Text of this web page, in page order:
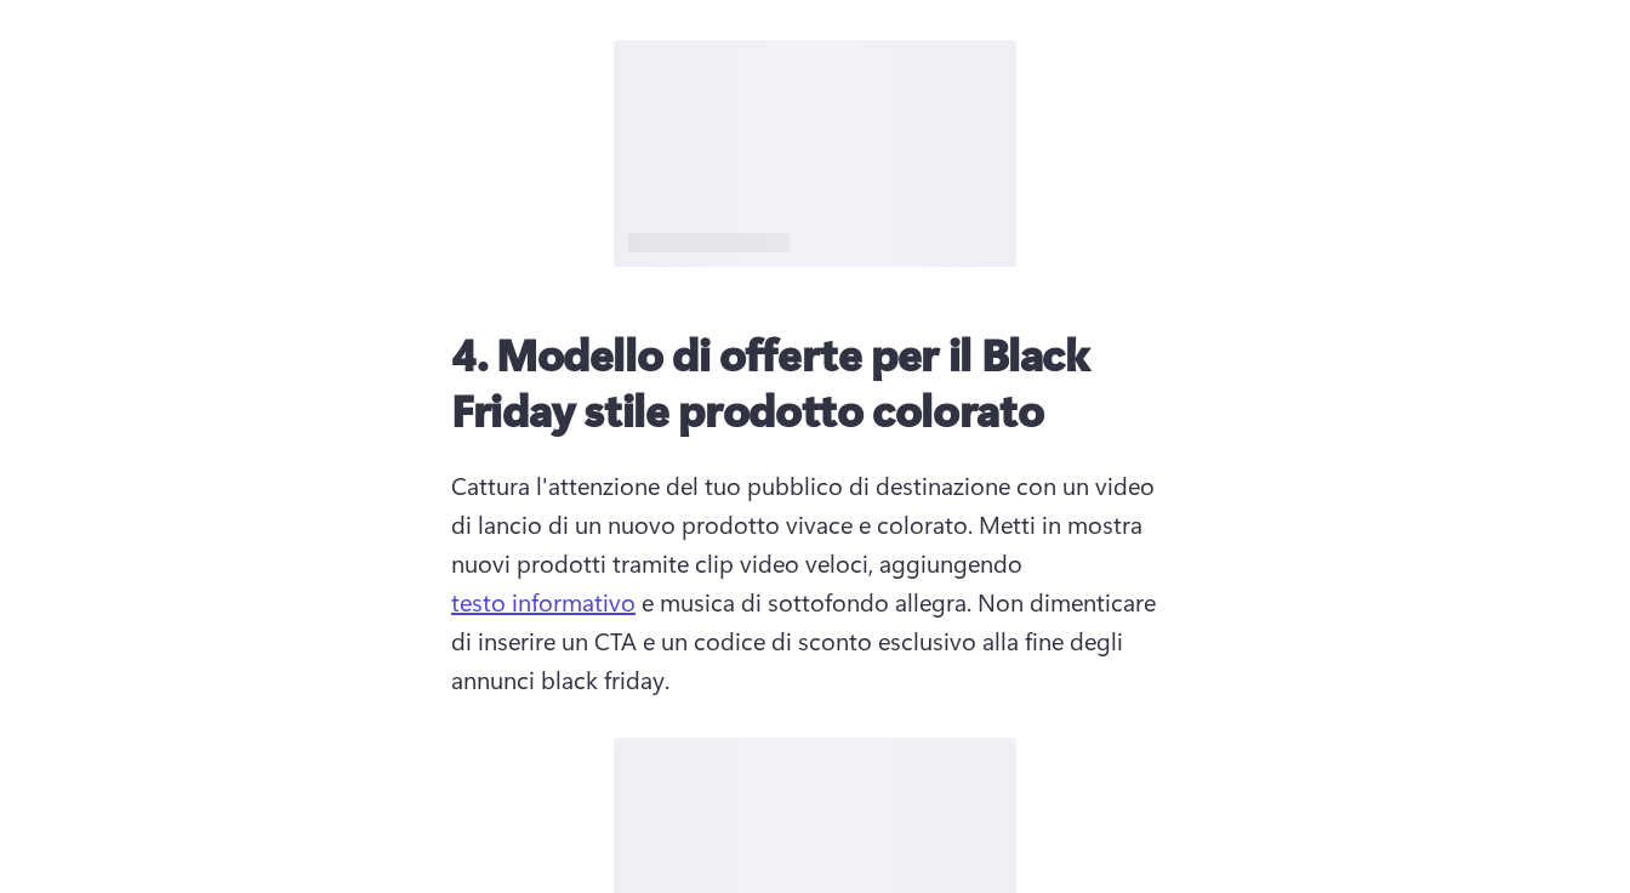
4. Modello di offerte per il Black
Friday stile prodotto colorato
Cattura l'attenzione del tuo pubblico di destinazione con un video
di lancio di un nuovo prodotto vivace e colorato. Metti in mostra
nuovi prodotti tramite clip video veloci, aggiungendo
testo informativo e musica di sottofondo allegra. Non dimenticare
di inserire un CTA e un codice di sconto esclusivo alla fine degli
annunci black friday.